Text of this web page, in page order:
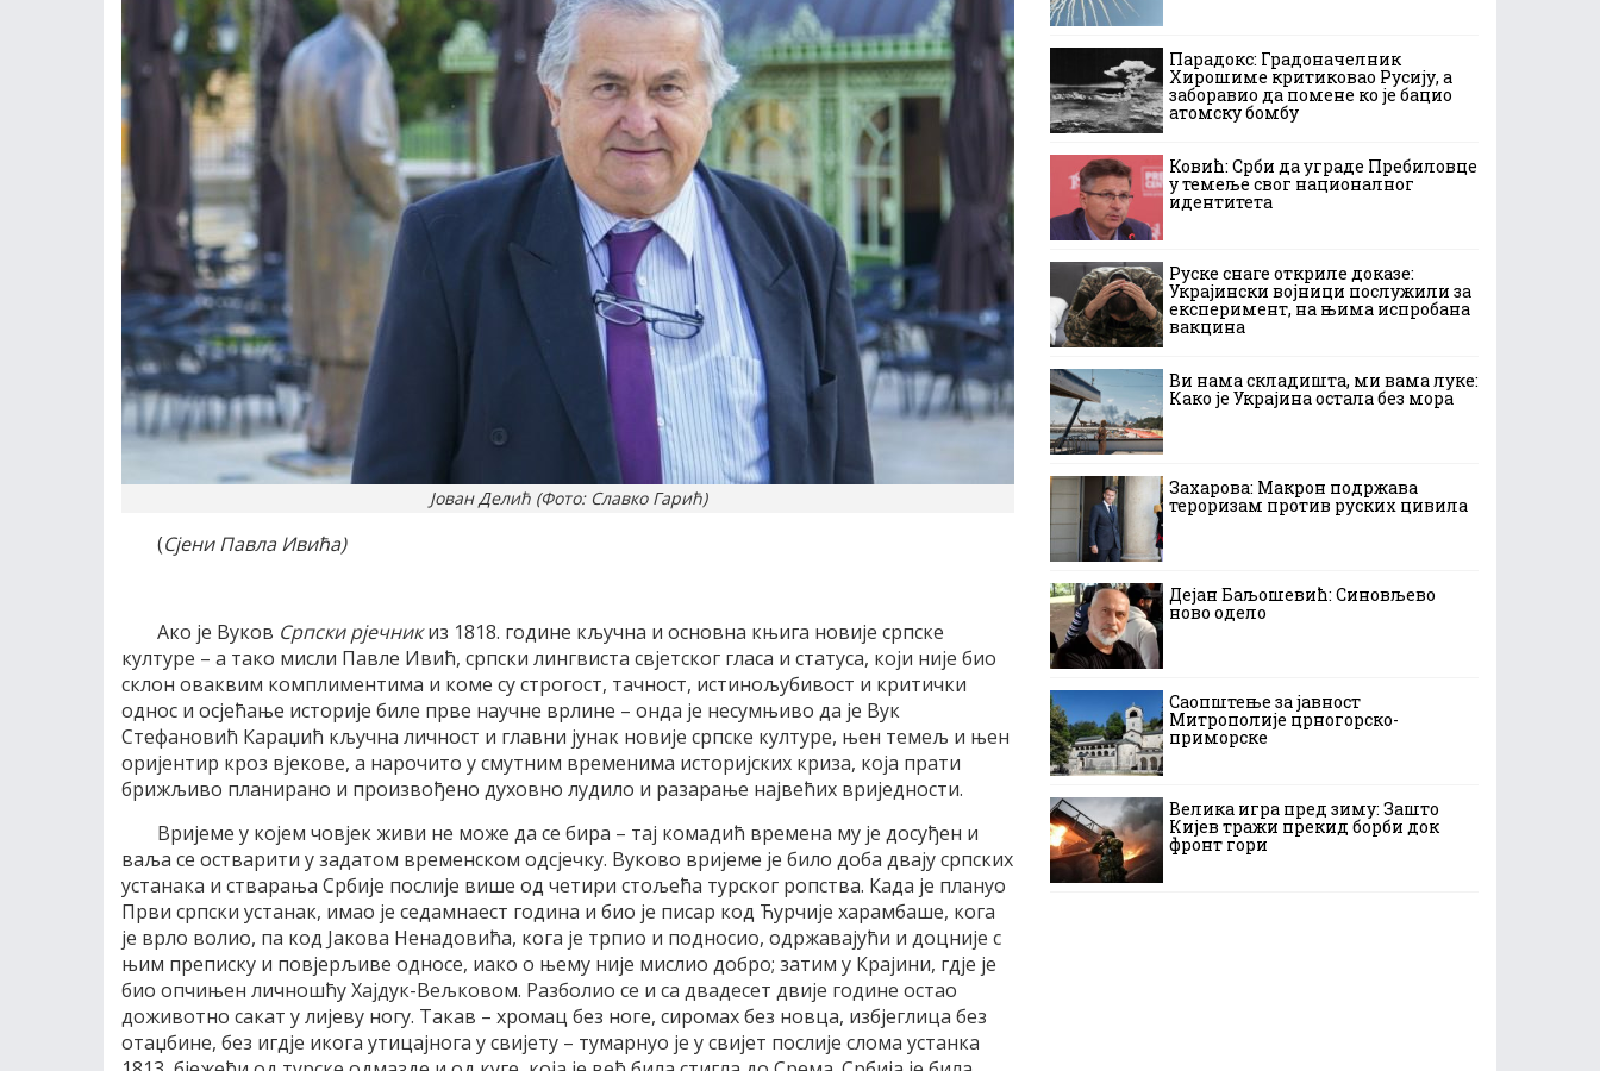
Јован Делић (Фото: Славко Гарић)
(Сјени Павла Ивића)
Ако је Вуков Српски рјечникиз 1818. године кључна и основна књига новије српске
културе – а тако мисли Павле Ивић, српски лингвиста свјетског гласа и статуса, који није био
склон оваквим комплиментима и коме су строгост, тачност, истинољубивост и критички
однос и осјећање историје биле прве научне врлине – онда је несумњиво да је Вук
Стефановић Караџић кључна личност и главни јунак новије српске културе, њен темељ и њен
оријентир кроз вјекове, а нарочито у смутним временима историјских криза, која прати
брижљиво планирано и произвођено духовно лудило и разарање највећих вриједности.
Вријеме у којем човјек живи не може да се бира – тај комадић времена му је досуђен и
ваља се остварити у задатом временском одсјечку. Вуково вријеме је било доба двају српских
устанака и стварања Србије послије више од четири стољећа турског ропства. Када је плануо
Први српски устанак, имао је седамнаест година и био је писар код Ћурчије харамбаше, кога
је врло волио, па код Јакова Ненадовића, кога је трпио и подносио, одржавајући и доцније с
њим преписку и повјерљиве односе, иако о њему није мислио добро; затим у Крајини, гдје је
био опчињен личношћу Хајдук-Вељковом. Разболио се и са двадесет двије године остао
доживотно сакат у лијеву ногу. Такав – хромац без ноге, сиромах без новца, избјеглица без
отаџбине, без игдје икога утицајнога у свијету – тумарнуо је у свијет послије слома устанка
Парадокс: Градоначелник
Хирошиме критиковао Русију, а
заборавио да помене ко је бацио
атомску бомбу
Ковић: Срби да уграде Пребиловце
у темеље свог националног
идентитета
Руске снаге откриле доказе:
Украјински војници послужили за
експеримент, на њима испробана
вакцина
Ви нама складишта, ми вама луке:
Како је Украјина остала без мора
Захарова: Макрон подржава
тероризам против руских цивила
Дејан Баљошевић: Синовљево
ново одело
Саопштење за јавност
Митрополије црногорско-
приморске
Велика игра пред зиму: Зашто
Кијев тражи прекид борби док
фронт гори